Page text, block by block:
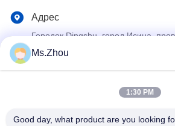
Адрес
Городок Dingshu, город Исина,
Китай Хорошее качество Керамические
Ms.Zhou
1:30 PM
Good day, what product are you looking